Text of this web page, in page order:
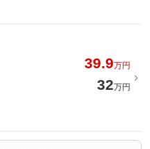
39.9万円
32万円